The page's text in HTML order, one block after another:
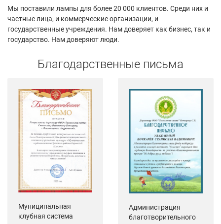
Мы поставили лампы для более 20 000 клиентов. Среди них и
частные лица, и коммерческие организации, и
государственные учреждения. Нам доверяет как бизнес, так и
государство. Нам доверяют люди.
Благодарственные письма
Муниципальная
клубная система
Администрация
благотворительного